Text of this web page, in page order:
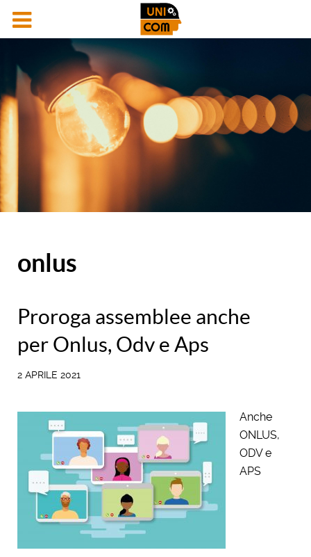
onlus
Proroga assemblee anche
per Onlus, Odv e Aps
2 APRILE 2021
Anche
ONLUS,
ODV e
APS